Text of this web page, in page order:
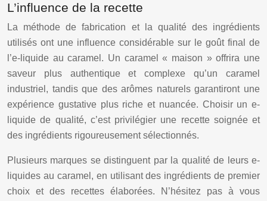
L’influence de la recette
La méthode de fabrication et la qualité des ingrédients
utilisés ont une influence considérable sur le goût final de
l’e-liquide au caramel. Un caramel « maison » offrira une
saveur plus authentique et complexe qu’un caramel
industriel, tandis que des arômes naturels garantiront une
expérience gustative plus riche et nuancée. Choisir un e-
liquide de qualité, c’est privilégier une recette soignée et
des ingrédients rigoureusement sélectionnés.
Plusieurs marques se distinguent par la qualité de leurs e-
liquides au caramel, en utilisant des ingrédients de premier
choix et des recettes élaborées. N’hésitez pas à vous